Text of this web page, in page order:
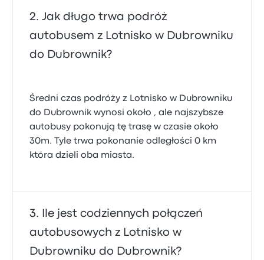
Jak długo trwa podróż
autobusem z Lotnisko w Dubrowniku
do Dubrownik?
Średni czas podróży z Lotnisko w Dubrowniku
do Dubrownik wynosi około , ale najszybsze
autobusy pokonują tę trasę w czasie około
30m. Tyle trwa pokonanie odległości 0 km
która dzieli oba miasta.
Ile jest codziennych połączeń
autobusowych z Lotnisko w
Dubrowniku do Dubrownik?